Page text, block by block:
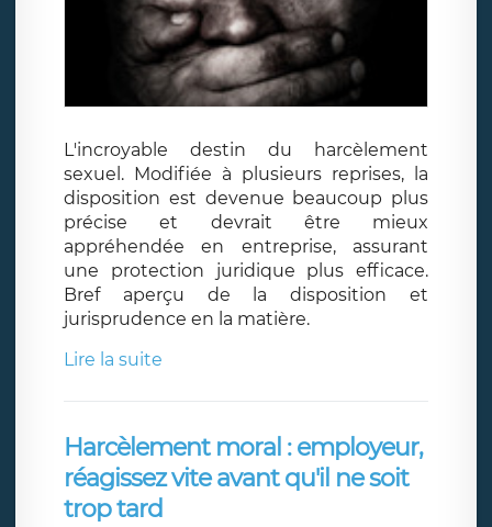
L'incroyable destin du harcèlement
sexuel. Modifiée à plusieurs reprises, la
disposition est devenue beaucoup plus
précise et devrait être mieux
appréhendée en entreprise, assurant
une protection juridique plus efficace.
Bref aperçu de la disposition et
jurisprudence en la matière.
Lire la suite
Harcèlement moral : employeur,
réagissez vite avant qu'il ne soit
trop tard